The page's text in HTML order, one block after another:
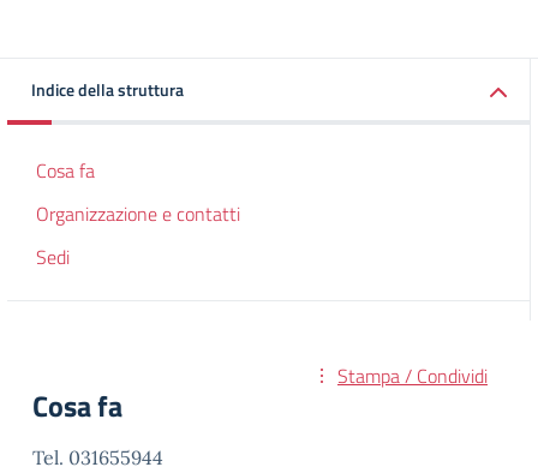
Indice della struttura
Cosa fa
Organizzazione e contatti
Sedi
Stampa / Condividi
Cosa fa
Tel. 031655944